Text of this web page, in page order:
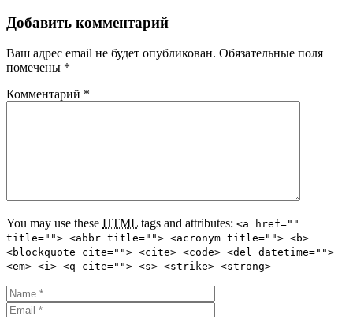
Добавить комментарий
Ваш адрес email не будет опубликован. Обязательные поля
помечены *
Комментарий *
You may use these HTML tags and attributes: <a href=""
title=""> <abbr title=""> <acronym title=""> <b>
<blockquote cite=""> <cite> <code> <del datetime="">
<em> <i> <q cite=""> <s> <strike> <strong>